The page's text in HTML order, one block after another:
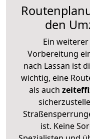
den
Ein
Vorbereitung
nach Lassan ist
wichtig, eine
als auch
ist. Keine